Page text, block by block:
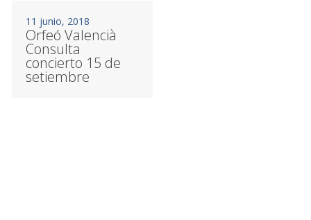
11 junio, 2018
Orfeó Valencià
Consulta
concierto 15 de
setiembre